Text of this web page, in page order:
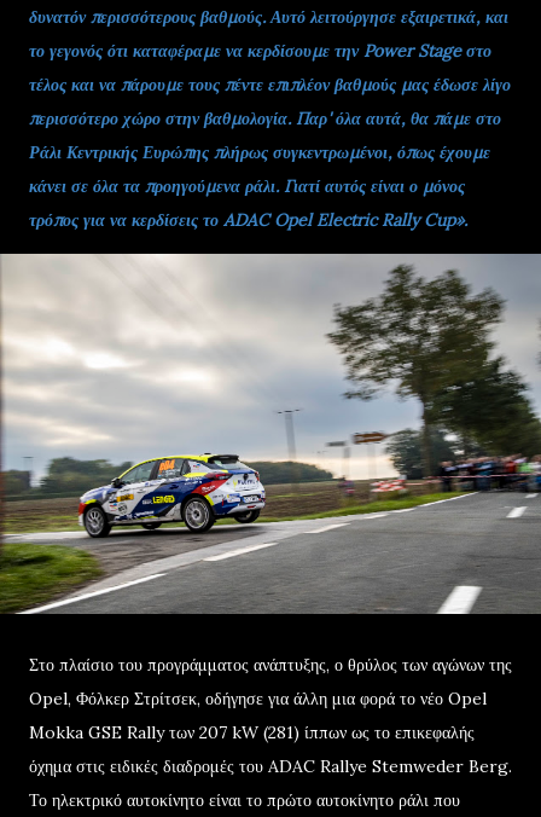
δυνατόν περισσότερους βαθμούς. Αυτό λειτούργησε εξαιρετικά, και
το γεγονός ότι καταφέραμε να κερδίσουμε την Power Stage στο
τέλος και να πάρουμε τους πέντε επιπλέον βαθμούς μας έδωσε λίγο
περισσότερο χώρο στην βαθμολογία. Παρ' όλα αυτά, θα πάμε στο
Ράλι Κεντρικής Ευρώπης πλήρως συγκεντρωμένοι, όπως έχουμε
κάνει σε όλα τα προηγούμενα ράλι. Γιατί αυτός είναι ο μόνος
τρόπος για να κερδίσεις το ADAC Opel Electric Rally Cup».
Στο πλαίσιο του προγράμματος ανάπτυξης, ο θρύλος των αγώνων της
Opel, Φόλκερ Στρίτσεκ, οδήγησε για άλλη μια φορά το νέο Opel
Mokka GSE Rally των 207 kW (281) ίππων ως το επικεφαλής
όχημα στις ειδικές διαδρομές του ADAC Rallye Stemweder Berg.
Το ηλεκτρικό αυτοκίνητο είναι το πρώτο αυτοκίνητο ράλι που